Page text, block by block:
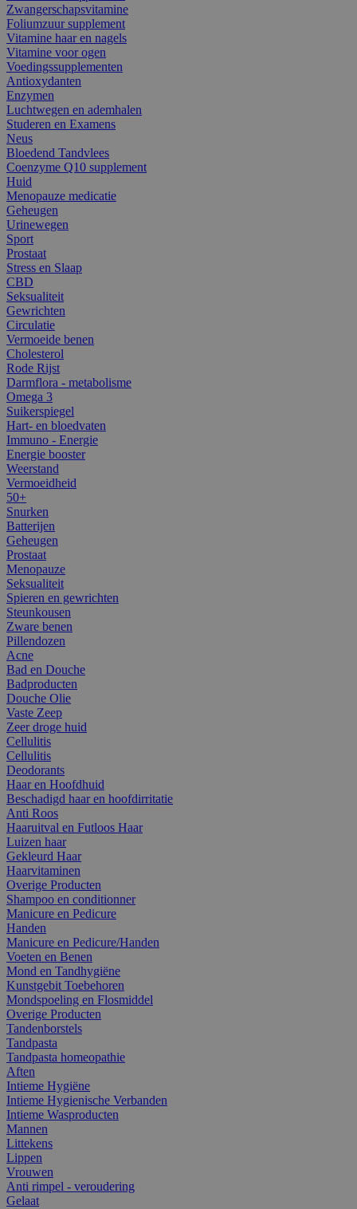
Zwangerschapsvitamine
Foliumzuur supplement
Vitamine haar en nagels
Vitamine voor ogen
Voedingssupplementen
Antioxydanten
Enzymen
Luchtwegen en ademhalen
Studeren en Examens
Neus
Bloedend Tandvlees
Coenzyme Q10 supplement
Huid
Menopauze medicatie
Geheugen
Urinewegen
Sport
Prostaat
Stress en Slaap
CBD
Seksualiteit
Gewrichten
Circulatie
Vermoeide benen
Cholesterol
Rode Rijst
Darmflora - metabolisme
Omega 3
Suikerspiegel
Hart- en bloedvaten
Immuno - Energie
Energie booster
Weerstand
Vermoeidheid
50+
Snurken
Batterijen
Geheugen
Prostaat
Menopauze
Seksualiteit
Spieren en gewrichten
Steunkousen
Zware benen
Pillendozen
Acne
Bad en Douche
Badproducten
Douche Olie
Vaste Zeep
Zeer droge huid
Cellulitis
Cellulitis
Deodorants
Haar en Hoofdhuid
Beschadigd haar en hoofdirritatie
Anti Roos
Haaruitval en Futloos Haar
Luizen haar
Gekleurd Haar
Haarvitaminen
Overige Producten
Shampoo en conditionner
Manicure en Pedicure
Handen
Manicure en Pedicure/Handen
Voeten en Benen
Mond en Tandhygiëne
Kunstgebit Toebehoren
Mondspoeling en Flosmiddel
Overige Producten
Tandenborstels
Tandpasta
Tandpasta homeopathie
Aften
Intieme Hygiëne
Intieme Hygienische Verbanden
Intieme Wasproducten
Mannen
Littekens
Lippen
Vrouwen
Anti rimpel - veroudering
Gelaat